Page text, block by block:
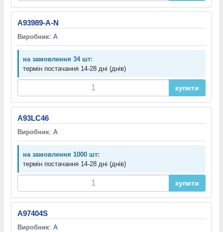
A93989-A-N
Виробник: A
на замовлення 34 шт:
термін постачання 14-28 дні (днів)
купити
A93LC46
Виробник: A
на замовлення 1000 шт:
термін постачання 14-28 дні (днів)
купити
A97404S
Виробник: A